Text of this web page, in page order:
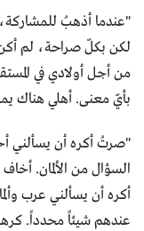
"عندما أذهبُ للمشاركة،
لكن بكلّ صراحة، لم
من أجل أولادي في
بأيّ معنى. أهلي هناك
"صرتُ أكره أن يسألني
السؤال من الألمان.
أكره أن يسألني عرب
عندهم شيئاً محدداً.